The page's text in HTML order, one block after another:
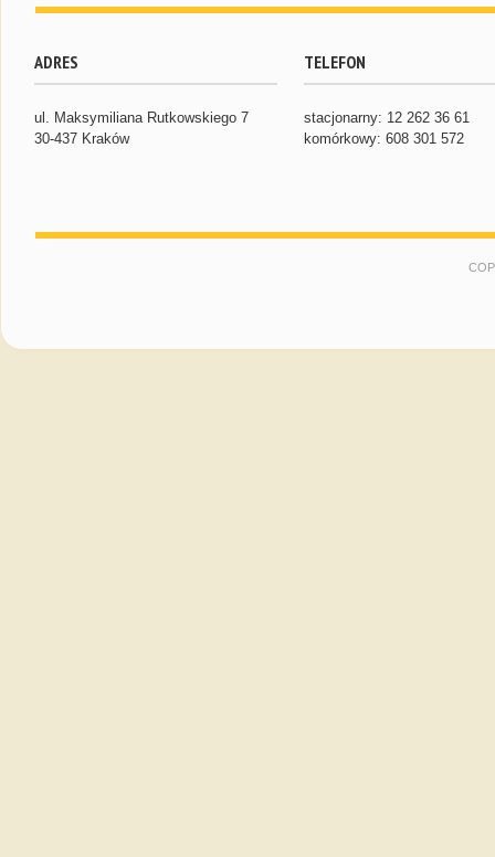
ADRES
ul. Maksymiliana Rutkowskiego 7
30-437 Kraków
TELEFON
stacjonarny: 12 262 36 61
komórkowy: 608 301 572